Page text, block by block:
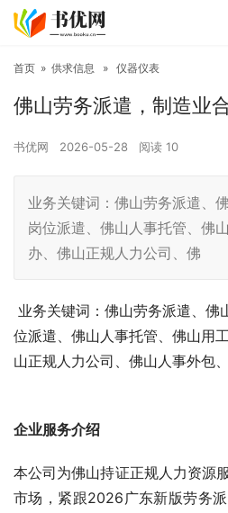
首页 » 供求信息 » 仪器仪表
佛山劳务派遣，制造业
书优网 2026-05-28 阅读 10
业务关键词：佛山劳务派遣、
岗位派遣、佛山人事托管、佛
办、佛山正规人力公司、佛
业务关键词：佛山劳务派遣、佛
位派遣、佛山人事托管、佛山用
山正规人力公司、佛山人事外包
企业服务介绍
本公司为佛山持证正规人力资源
市场，紧跟2026广东新版劳务派